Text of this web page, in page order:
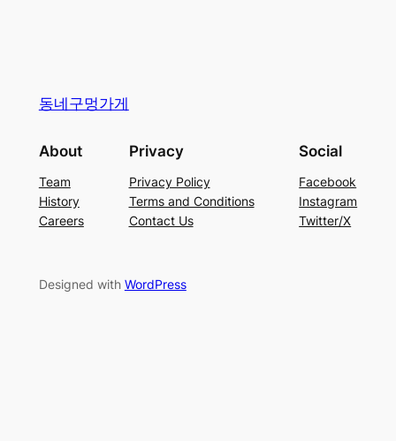
동네구멍가게
About
Team
History
Careers
Privacy
Privacy Policy
Terms and Conditions
Contact Us
Social
Facebook
Instagram
Twitter/X
Designed with WordPress